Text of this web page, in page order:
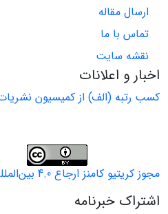
ارسال مقاله
تماس با ما
نقشه سایت
اخبار و اعلانات
کسب رتبه (الف) از کمیسیون نشریات
مجوز کریتیو کامنز ارجاع 4.0 بین‌المللی
اشتراک خبرنامه